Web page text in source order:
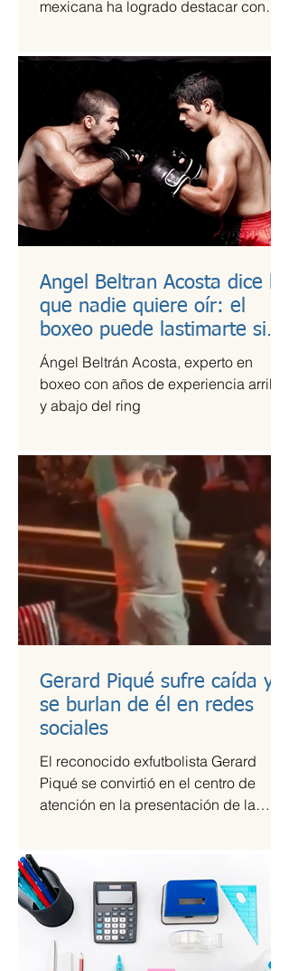
mexicana ha logrado destacar con
marca de burritos norteños creada por
la emprendedora Camila García-
Castells, que combina tradición
culinaria con innovación y conciencia
nutricional.
Angel Beltran Acosta dice lo
que nadie quiere oír: el
boxeo puede lastimarte si
no te cuidas
Ángel Beltrán Acosta, experto en
boxeo con años de experiencia arriba
y abajo del ring
Gerard Piqué sufre caída y
se burlan de él en redes
sociales
El reconocido exfutbolista Gerard
Piqué se convirtió en el centro de
atención en la presentación de la